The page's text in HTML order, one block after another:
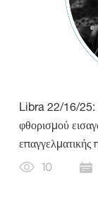
Libra 22/16/25:
φθορισμού
επαγγελματικής
10